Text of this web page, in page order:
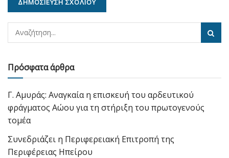
Πρόσφατα άρθρα
Γ. Αμυράς: Αναγκαία η επισκευή του αρδευτικού
φράγματος Αώου για τη στήριξη του πρωτογενούς
τομέα
Συνεδριάζει η Περιφερειακή Επιτροπή της
Περιφέρειας Ηπείρου